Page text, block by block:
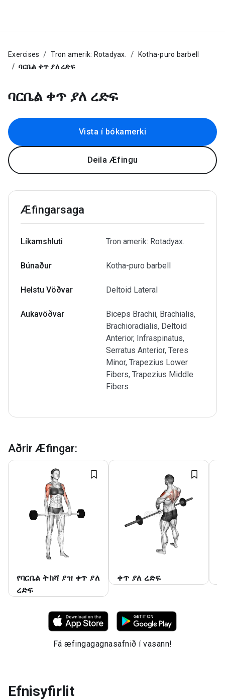
Exercises Tron amerik: Rotadyax.
Kotha-puro barbell
ባርቤል ቀጥ ያለ ረድፍ
ባርቤል ቀጥ ያለ ረድፍ
Vista í bókamerki
Deila Æfingu
Æfingarsaga
Líkamshluti Tron amerik: Rotadyax.
Búnaður Kotha-puro barbell
Helstu Vöðvar Deltoid Lateral
Aukavöðvar
Biceps Brachii, Brachialis,
Brachioradialis, Deltoid
Anterior, Infraspinatus,
Serratus Anterior, Teres
Minor, Trapezius Lower
Fibers, Trapezius Middle
Fibers
Aðrir Æfingar:
የባርቤል ትከሻ ያዝ ቀጥ ያለ
ረድፍ
ቀጥ ያለ ረድፍ
Fá æfingagagnasafnið í vasann!
Efnisyfirlit